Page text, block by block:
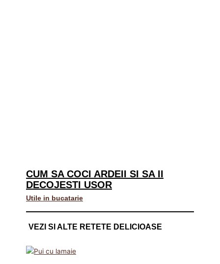
CUM SA COCI ARDEII SI SA II
DECOJESTI USOR
Utile in bucatarie
VEZI SI ALTE RETETE DELICIOASE